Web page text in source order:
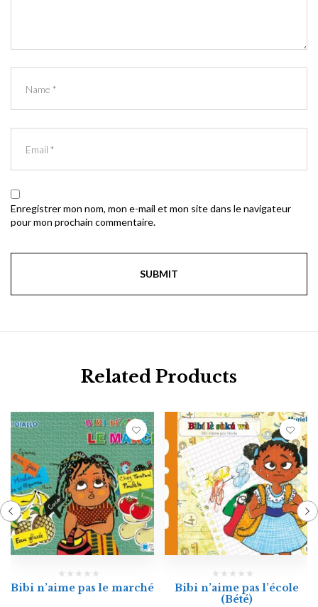
Enregistrer mon nom, mon e-mail et mon site dans le navigateur
pour mon prochain commentaire.
Related Products
Bibi n’aime pas le marché
Bibi n’aime pas l’école
(Bété)